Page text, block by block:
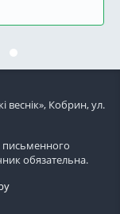
веснiк», Кобрин, ул.
письменного
обязательна.